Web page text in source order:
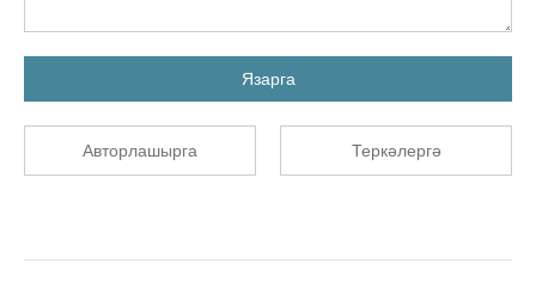
Язарга
Авторлашырга Теркәлергә